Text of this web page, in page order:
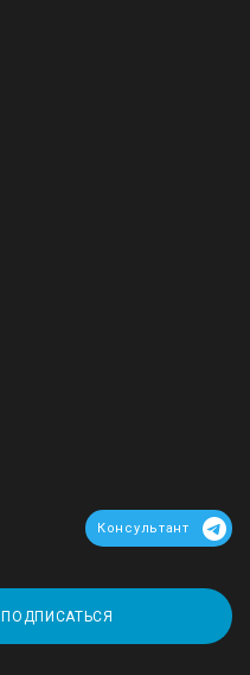
Консультант
ПОДПИСАТЬСЯ